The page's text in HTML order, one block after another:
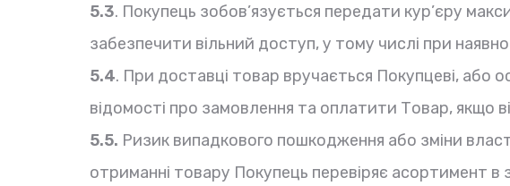
5.3. Покупець зобов’язується передати кур’єру
забезпечити вільний доступ, у тому числі при
5.4. При доставці товар вручається Покупцеві, або
відомості про замовлення та оплатити Товар, якщо
5.5. Ризик випадкового пошкодження або зміни
отриманні товару Покупець перевіряє асортимент в